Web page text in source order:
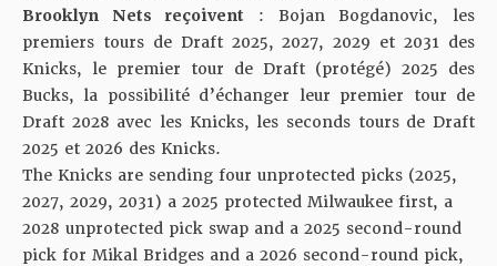
Brooklyn Nets reçoivent : Bojan Bogdanovic, les
premiers tours de Draft 2025, 2027, 2029 et 2031 des
Knicks, le premier tour de Draft (protégé) 2025 des
Bucks, la possibilité d’échanger leur premier tour de
Draft 2028 avec les Knicks, les seconds tours de Draft
2025 et 2026 des Knicks.
The Knicks are sending four unprotected picks (2025,
2027, 2029, 2031) a 2025 protected Milwaukee first, a
2028 unprotected pick swap and a 2025 second-round
pick for Mikal Bridges and a 2026 second-round pick,